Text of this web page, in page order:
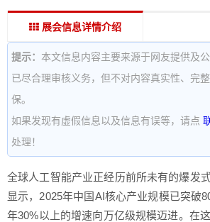
展会信息详情介绍
提示： 本文信息内容主要来源于网友提供及
已尽合理审核义务，但不对内容真实性、完
保。
如果发现有虚假信息以及信息有误等，请点
处理！
全球人工智能产业正经历前所未有的爆发
显示，2025年中国AI核心产业规模已突破
年30%以上的增速向万亿级规模迈进。在